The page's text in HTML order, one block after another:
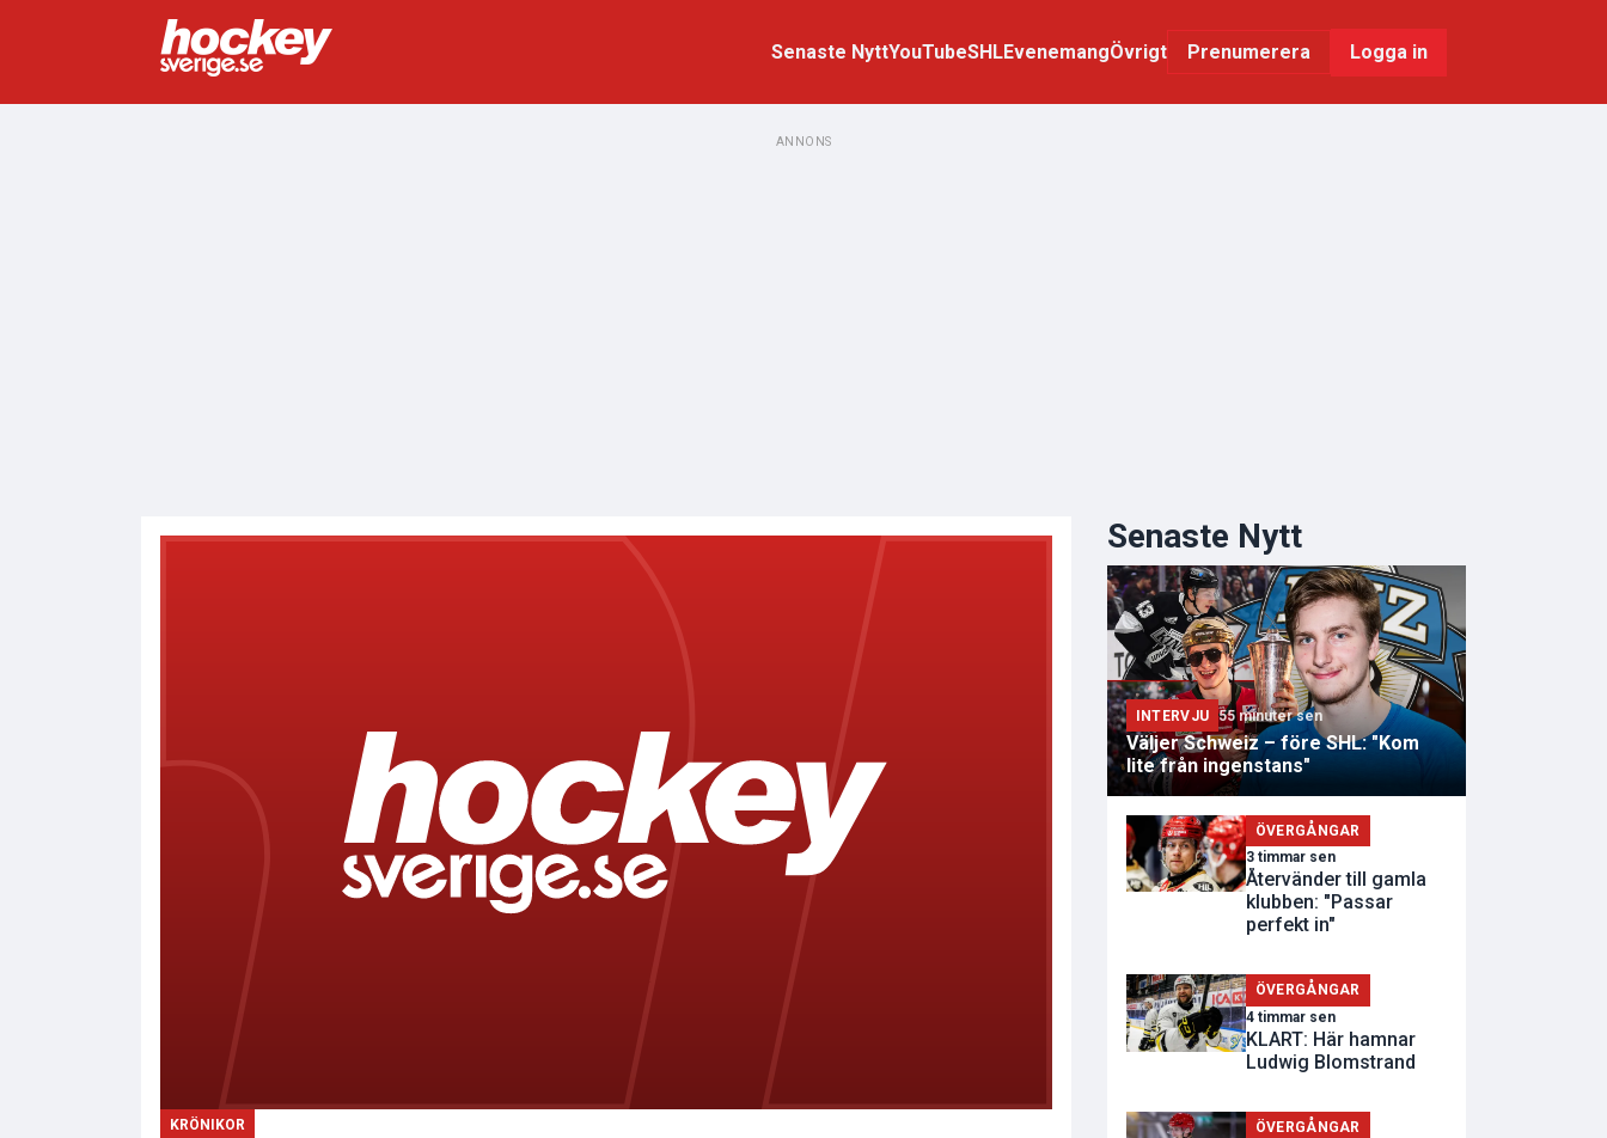
Senaste NyttYouTubeSHLEvenemangÖvrigt Prenumerera Logga in
ANNONS
KRÖNIKOR
Senaste Nytt
INTERVJU 55 minuter sen
Väljer Schweiz – före SHL: "Kom
lite från ingenstans"
ÖVERGÅNGAR
3 timmar sen
Återvänder till gamla
klubben: "Passar
perfekt in"
ÖVERGÅNGAR
4 timmar sen
KLART: Här hamnar
Ludwig Blomstrand
ÖVERGÅNGAR